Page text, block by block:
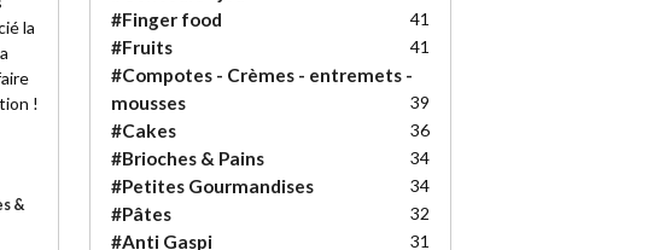
la
!
&
#Finger food 41
#Fruits 41
#Compotes - Crèmes - entremets -
mousses
39
#Cakes 36
#Brioches & Pains 34
#Petites Gourmandises 34
#Pâtes 32
#Anti Gaspi 31